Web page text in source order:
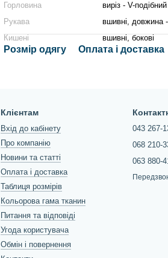
Горловина
виріз - V-подібний
Рукава
вшивні, довжина -
Кишені
вшивні, бокові
Розмір одягу Оплата і доставка
Клієнтам
Вхід до кабінету
Про компанію
Новини та статті
Оплата і доставка
Таблиця розмірів
Кольорова гама тканин
Питання та відповіді
Угода користувача
Обмін і повернення
043 267-
068 210-
063 880-